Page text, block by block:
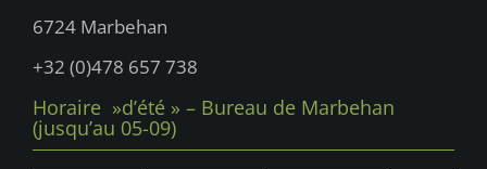
6724 Marbehan
+32 (0)478 657 738
Horaire »d’été » – Bureau de Marbehan
(jusqu’au 05-09)